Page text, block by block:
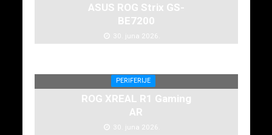
ASUS ROG Strix GS-
BE7200
30. juna 2026.
PERIFERIJE
ROG XREAL R1 Gaming
AR
30. juna 2026.